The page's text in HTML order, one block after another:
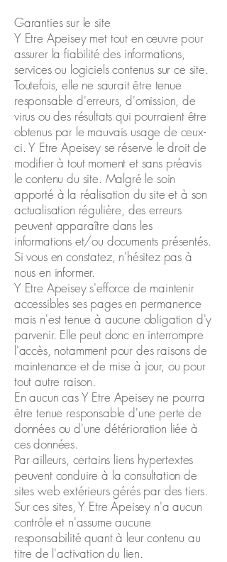
Garanties sur le site
Y Etre Apeisey met tout en œuvre pour
assurer la fiabilité des informations,
services ou logiciels contenus sur ce site.
Toutefois, elle ne saurait être tenue
responsable d'erreurs, d'omission, de
virus ou des résultats qui pourraient être
obtenus par le mauvais usage de ceux-
ci. Y Etre Apeisey se réserve le droit de
modifier à tout moment et sans préavis
le contenu du site. Malgré le soin
apporté à la réalisation du site et à son
actualisation régulière, des erreurs
peuvent apparaître dans les
informations et/ou documents présentés.
Si vous en constatez, n'hésitez pas à
nous en informer.
Y Etre Apeisey s'efforce de maintenir
accessibles ses pages en permanence
mais n'est tenue à aucune obligation d'y
parvenir. Elle peut donc en interrompre
l'accès, notamment pour des raisons de
maintenance et de mise à jour, ou pour
tout autre raison.
En aucun cas Y Etre Apeisey ne pourra
être tenue responsable d'une perte de
données ou d'une détérioration liée à
ces données.
Par ailleurs, certains liens hypertextes
peuvent conduire à la consultation de
sites web extérieurs gérés par des tiers.
Sur ces sites, Y Etre Apeisey n'a aucun
contrôle et n'assume aucune
responsabilité quant à leur contenu au
titre de l'activation du lien.